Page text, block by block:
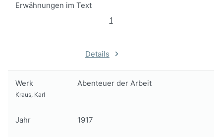
Erwähnungen im Text
1
Details
Werk Abenteuer der Arbeit
Kraus, Karl
Jahr 1917